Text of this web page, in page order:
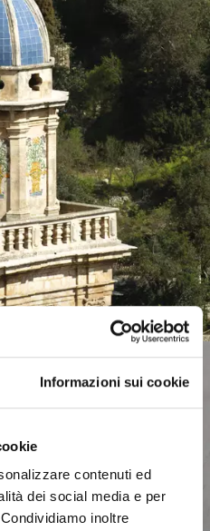
Informazioni sui cookie
contenuti ed
dei social media e per
inoltre